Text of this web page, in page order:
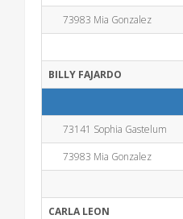
73983 Mia Gonzalez
BILLY FAJARDO
73141 Sophia Gastelum
73983 Mia Gonzalez
CARLA LEON